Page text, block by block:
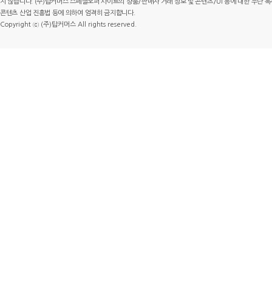
지 않습니다. (주)탑커머스 스페셜오퍼 사이트의 상품/판매자 거래 정보 및 콘텐츠/UI 등에 대한 무단
콘텐츠 산업 진흥법 등에 의하여 엄격히 금지합니다.
Copyright ⓒ (주)탑커머스 All rights reserved.